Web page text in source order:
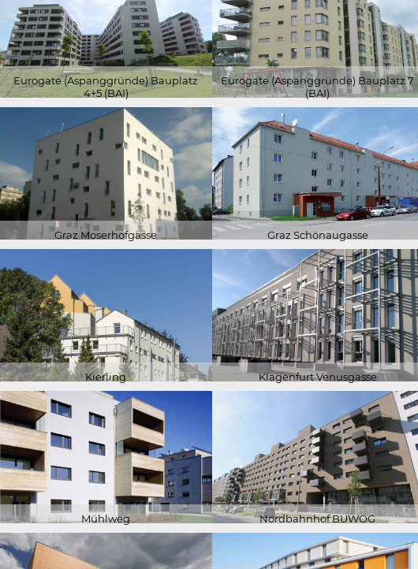
Eurogate (Aspanggründe) Bauplatz
4+5 (BAI)
Eurogate (Aspanggründe) Bauplatz 7
(BAI)
Graz Moserhofgasse Graz Schönaugasse
Kierling Klagenfurt Venusgasse
Mühlweg Nordbahnhof BUWOG